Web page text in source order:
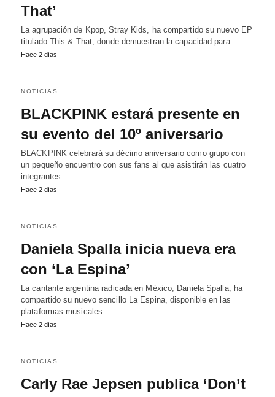
That’
La agrupación de Kpop, Stray Kids, ha compartido su nuevo EP
titulado This & That, donde demuestran la capacidad para…
Hace 2 días
NOTICIAS
BLACKPINK estará presente en
su evento del 10º aniversario
BLACKPINK celebrará su décimo aniversario como grupo con
un pequeño encuentro con sus fans al que asistirán las cuatro
integrantes…
Hace 2 días
NOTICIAS
Daniela Spalla inicia nueva era
con ‘La Espina’
La cantante argentina radicada en México, Daniela Spalla, ha
compartido su nuevo sencillo La Espina, disponible en las
plataformas musicales.…
Hace 2 días
NOTICIAS
Carly Rae Jepsen publica ‘Don’t